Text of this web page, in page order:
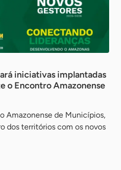
iniciativas implantadas
o Encontro Amazonense
Amazonense de Municípios,
dos territórios com os novos